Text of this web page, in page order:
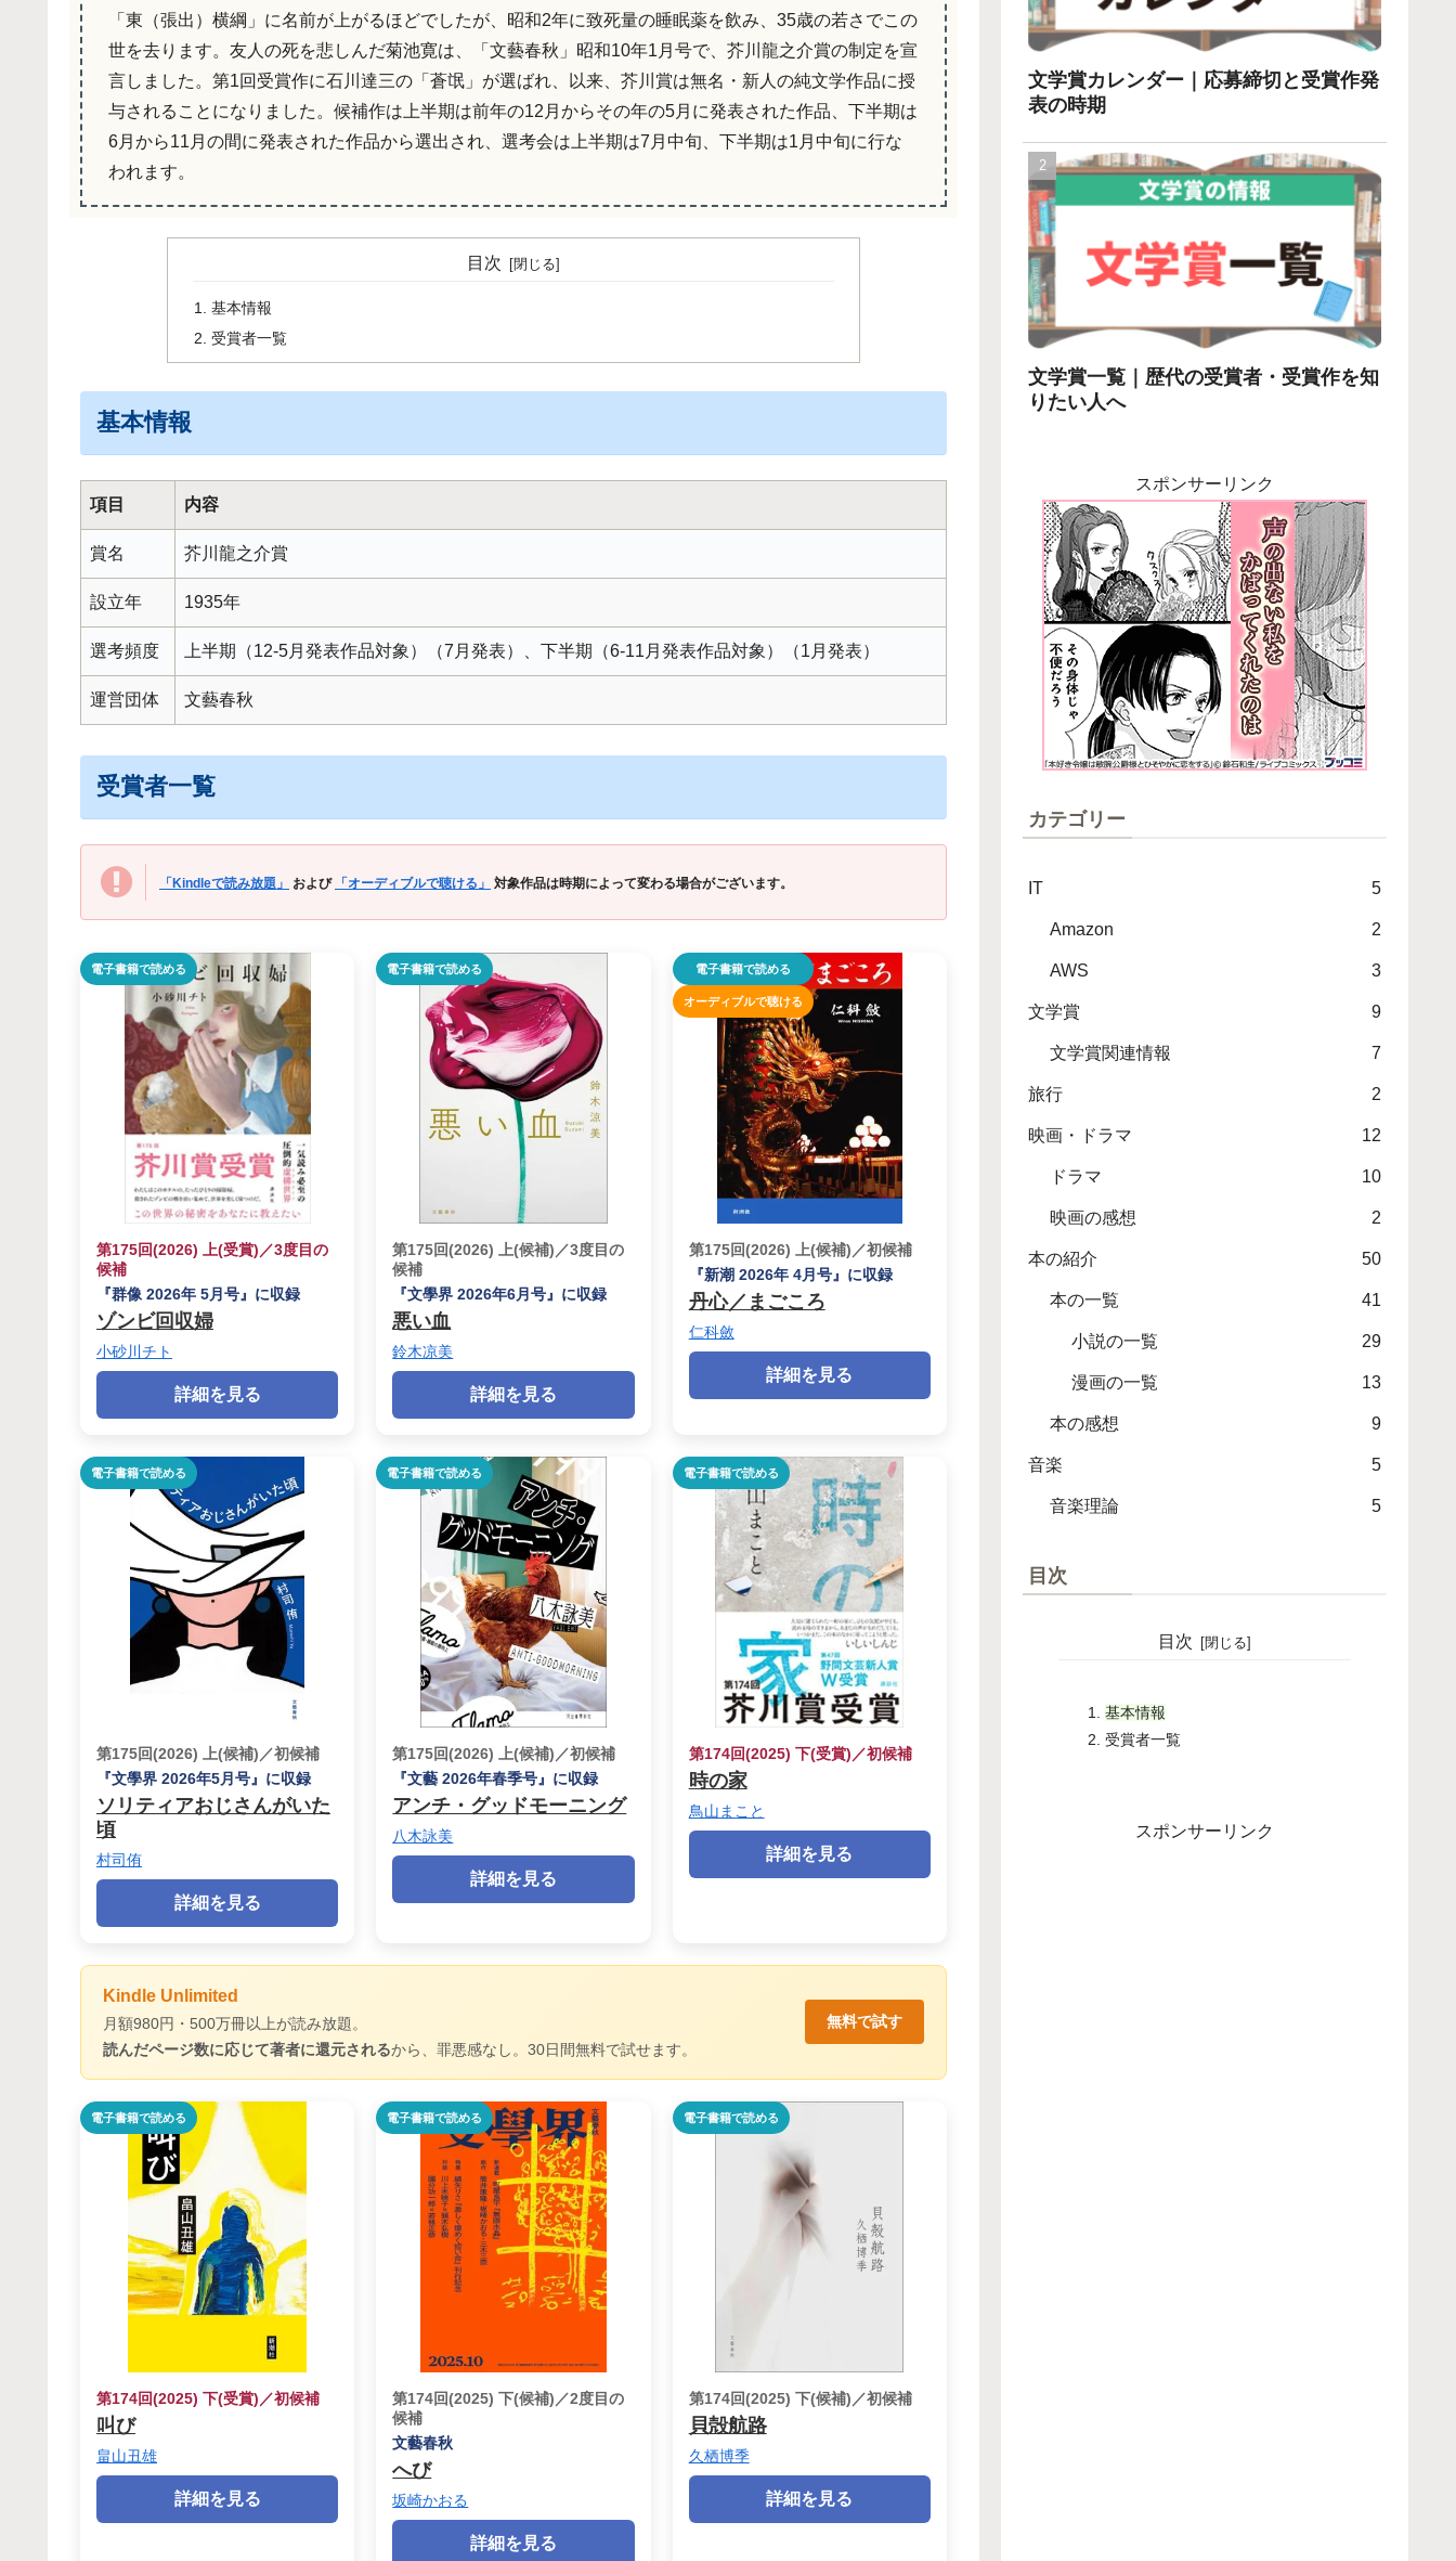
「東（張出）横綱」に名前が上がるほどでしたが、昭和2年に致死量の睡眠薬を飲み、35歳の若さでこの
世を去ります。友人の死を悲しんだ菊池寛は、「文藝春秋」昭和10年1月号で、芥川龍之介賞の制定を宣
言しました。第1回受賞作に石川達三の「蒼氓」が選ばれ、以来、芥川賞は無名・新人の純文学作品に授
与されることになりました。候補作は上半期は前年の12月からその年の5月に発表された作品、下半期は
6月から11月の間に発表された作品から選出され、選考会は上半期は7月中旬、下半期は1月中旬に行な
われます。
目次
基本情報
受賞者一覧
基本情報
項目 内容
賞名 芥川龍之介賞
設立年 1935年
選考頻度 上半期（12-5月発表作品対象）（7月発表）、下半期（6-11月発表作品対象）（1月発表）
運営団体 文藝春秋
受賞者一覧
「Kindleで読み放題」 および 「オーディブルで聴ける」 対象作品は時期によって変わる場合がございます。
電子書籍で読める
第175回(2026) 上(受賞)／3度目の
候補
『群像 2026年 5月号』に収録
ゾンビ回収婦
小砂川チト
詳細を見る
電子書籍で読める
第175回(2026) 上(候補)／3度目の
候補
『文學界 2026年6月号』に収録
悪い血
鈴木凉美
詳細を見る
電子書籍で読める
オーディブルで聴ける
第175回(2026) 上(候補)／初候補
『新潮 2026年 4月号』に収録
丹心／まごころ
仁科斂
詳細を見る
電子書籍で読める
第175回(2026) 上(候補)／初候補
『文學界 2026年5月号』に収録
ソリティアおじさんがいた
頃
村司侑
詳細を見る
電子書籍で読める
第175回(2026) 上(候補)／初候補
『文藝 2026年春季号』に収録
アンチ・グッドモーニング
八木詠美
詳細を見る
電子書籍で読める
第174回(2025) 下(受賞)／初候補
時の家
鳥山まこと
詳細を見る
Kindle Unlimited
月額980円・500万冊以上が読み放題。
読んだページ数に応じて著者に還元されるから、罪悪感なし。30日間無料で試せます。
無料で試す
電子書籍で読める
第174回(2025) 下(受賞)／初候補
叫び
畠山丑雄
詳細を見る
電子書籍で読める
第174回(2025) 下(候補)／2度目の
候補
文藝春秋
へび
坂崎かおる
詳細を見る
電子書籍で読める
第174回(2025) 下(候補)／初候補
貝殻航路
久栖博季
詳細を見る
文学賞カレンダー｜応募締切と受賞作発
表の時期
文学賞一覧｜歴代の受賞者・受賞作を知
りたい人へ
スポンサーリンク
カテゴリー
IT 5
Amazon 2
AWS 3
文学賞 9
文学賞関連情報 7
旅行 2
映画・ドラマ 12
ドラマ 10
映画の感想 2
本の紹介 50
本の一覧 41
小説の一覧 29
漫画の一覧 13
本の感想 9
音楽 5
音楽理論 5
目次
目次
基本情報
受賞者一覧
スポンサーリンク